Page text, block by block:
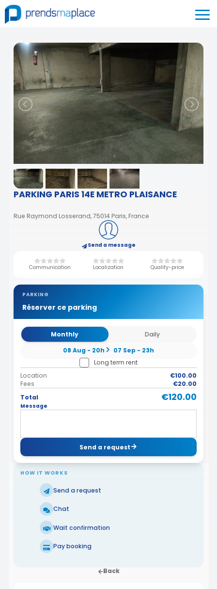
PARKING PARIS 14E METRO PLAISANCE
Rue Raymond Losserand, 75014 Paris, France
Send a message
Communication Localization Quality-price
PARKING
Réserver ce parking
Monthly
Daily
08 Aug - 20h
07 Sep - 23h
Long term rent
Location
€100.00
Fees
€20.00
Total
€120.00
Message
Send a request
HOW IT WORKS
Send a request
Chat
Wait confirmation
Pay booking
Back